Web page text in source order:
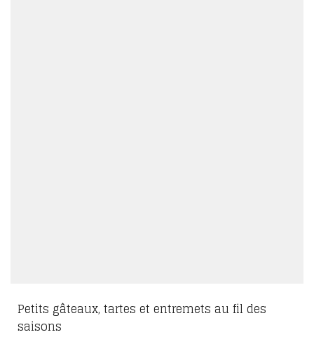
Petits gâteaux, tartes et entremets au fil des
saisons